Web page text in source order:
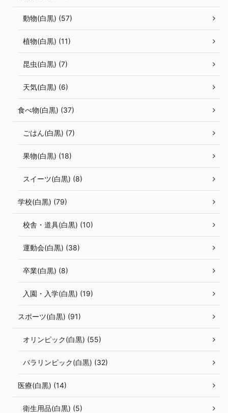
動物(白黒) (57)
植物(白黒) (11)
昆虫(白黒) (7)
天気(白黒) (6)
食べ物(白黒) (37)
ごはん(白黒) (7)
果物(白黒) (18)
スイーツ(白黒) (8)
学校(白黒) (79)
校舎・道具(白黒) (10)
運動会(白黒) (38)
卒業(白黒) (8)
入園・入学(白黒) (19)
スポーツ(白黒) (91)
オリンピック(白黒) (55)
パラリンピック(白黒) (32)
医療(白黒) (14)
衛生用品(白黒) (5)